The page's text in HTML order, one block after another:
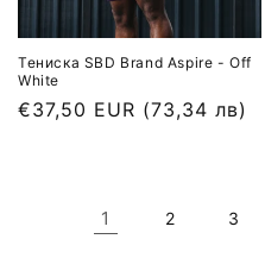
Тениска SBD Brand Aspire - Off
White
Обичайна
€37,50 EUR (73,34 лв)
1 2 3